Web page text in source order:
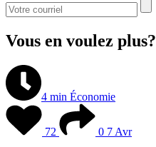
Vous en voulez plus?
4 min Économie
72 0 7 Avr